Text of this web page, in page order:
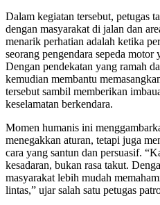
Dalam kegiatan tersebut, petugas
dengan masyarakat di jalan dan
menarik perhatian adalah ketika
seorang pengendara sepeda
Dengan pendekatan yang ramah
kemudian membantu
tersebut sambil memberikan
keselamatan berkendara.
Momen humanis ini
menegakkan aturan, tetapi juga
cara yang santun dan persuasif.
kesadaran, bukan rasa takut.
masyarakat lebih mudah
lintas,” ujar salah satu petugas